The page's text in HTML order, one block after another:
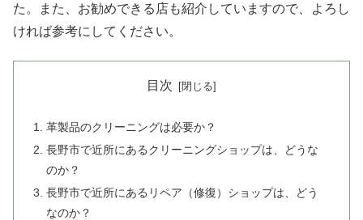
た。また、お勧めできる店も紹介していますので、よろし
ければ参考にしてください。
目次
革製品のクリーニングは必要か？
長野市で近所にあるクリーニングショップは、どうな
のか？
長野市で近所にあるリペア（修復）ショップは、どう
なのか？